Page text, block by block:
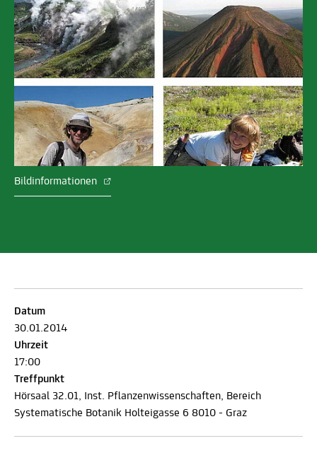
Bildinformationen
Datum
30.01.2014
Uhrzeit
17:00
Treffpunkt
Hörsaal 32.01, Inst. Pflanzenwissenschaften, Bereich
Systematische Botanik Holteigasse 6 8010 - Graz